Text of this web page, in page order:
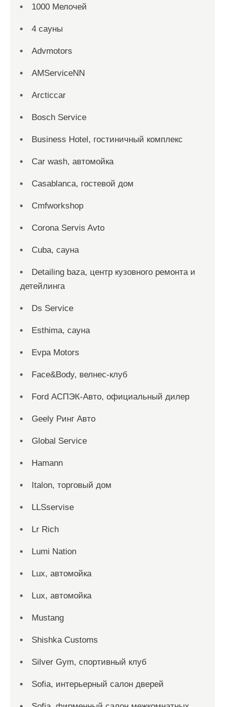
1000 Мелочей
4 сауны
Advmotors
AMServiceNN
Arcticcar
Bosch Service
Business Hotel, гостиничный комплекс
Car wash, автомойка
Casablanca, гостевой дом
Cmfworkshop
Corona Servis Avto
Cuba, сауна
Detailing baza, центр кузовного ремонта и
детейлинга
Ds Service
Esthima, сауна
Evpa Motors
Face&Body, велнес-клуб
Ford АСПЭК-Авто, официальный дилер
Geely Ринг Авто
Global Service
Hamann
Italon, торговый дом
LLSservise
Lr Rich
Lumi Nation
Lux, автомойка
Lux, автомойка
Mustang
Shishka Customs
Silver Gym, спортивный клуб
Sofia, интерьерный салон дверей